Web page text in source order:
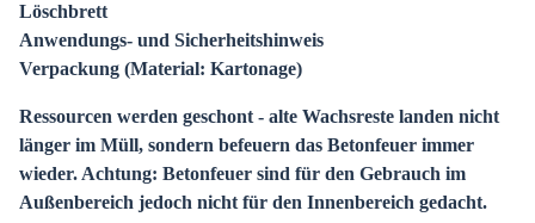
Löschbrett
Anwendungs- und Sicherheitshinweis
Verpackung (Material: Kartonage)
Ressourcen werden geschont - alte Wachsreste landen nicht
länger im Müll, sondern befeuern das Betonfeuer immer
wieder. Achtung: Betonfeuer sind für den Gebrauch im
Außenbereich jedoch nicht für den Innenbereich gedacht.